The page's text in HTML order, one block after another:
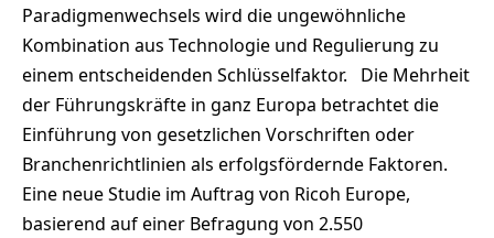
Paradigmenwechsels wird die ungewöhnliche
Kombination aus Technologie und Regulierung zu
einem entscheidenden Schlüsselfaktor. Die Mehrheit
der Führungskräfte in ganz Europa betrachtet die
Einführung von gesetzlichen Vorschriften oder
Branchenrichtlinien als erfolgsfördernde Faktoren.
Eine neue Studie im Auftrag von Ricoh Europe,
basierend auf einer Befragung von 2.550